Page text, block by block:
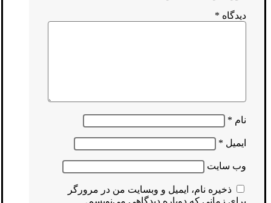
دیدگاه *
نام *
ایمیل *
وب‌ سایت
ذخیره نام، ایمیل و وبسایت من در مرورگر
برای زمانی که دوباره دیدگاهی می‌نویسم.